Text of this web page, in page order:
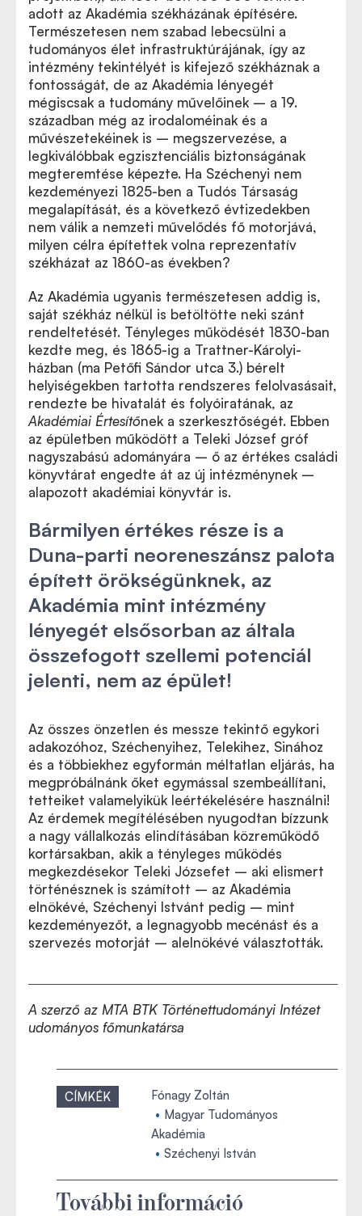
adott az Akadémia székházának építésére.
Természetesen nem szabad lebecsülni a
tudományos élet infrastruktúrájának, így az
intézmény tekintélyét is kifejező székháznak a
fontosságát, de az Akadémia lényegét
mégiscsak a tudomány művelőinek – a 19.
században még az irodaloméinak és a
művészetekéinek is – megszervezése, a
legkiválóbbak egzisztenciális biztonságának
megteremtése képezte. Ha Széchenyi nem
kezdeményezi 1825-ben a Tudós Társaság
megalapítását, és a következő évtizedekben
nem válik a nemzeti művelődés fő motorjává,
milyen célra építettek volna reprezentatív
székházat az 1860-as években?
Az Akadémia ugyanis természetesen addig is,
saját székház nélkül is betöltötte neki szánt
rendeltetését. Tényleges működését 1830-ban
kezdte meg, és 1865-ig a Trattner-Károlyi-
házban (ma Petőfi Sándor utca 3.) bérelt
helyiségekben tartotta rendszeres felolvasásait,
rendezte be hivatalát és folyóiratának, az
Akadémiai Értesítőnek a szerkesztőségét. Ebben
az épületben működött a Teleki József gróf
nagyszabású adományára – ő az értékes családi
könyvtárat engedte át az új intézménynek –
alapozott akadémiai könyvtár is.
Bármilyen értékes része is a
Duna-parti neoreneszánsz palota
épített örökségünknek, az
Akadémia mint intézmény
lényegét elsősorban az általa
összefogott szellemi potenciál
jelenti, nem az épület!
Az összes önzetlen és messze tekintő egykori
adakozóhoz, Széchenyihez, Telekihez, Sinához
és a többiekhez egyformán méltatlan eljárás, ha
megpróbálnánk őket egymással szembeállítani,
tetteiket valamelyikük leértékelésére használni!
Az érdemek megítélésében nyugodtan bízzunk
a nagy vállalkozás elindításában közreműködő
kortársakban, akik a tényleges működés
megkezdésekor Teleki Józsefet – aki elismert
történésznek is számított – az Akadémia
elnökévé, Széchenyi Istvánt pedig – mint
kezdeményezőt, a legnagyobb mecénást és a
szervezés motorját – alelnökévé választották.
A szerző az MTA BTK Történettudományi Intézet
udományos főmunkatársa
CÍMKÉK
Fónagy Zoltán
Magyar Tudományos
Akadémia
Széchenyi István
További információ